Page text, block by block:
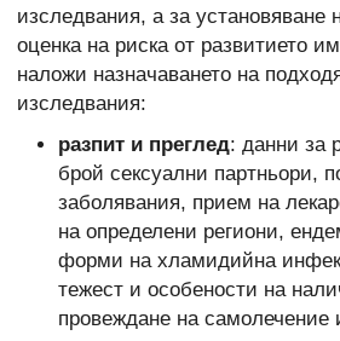
изследвания, а за установяване
оценка на риска от развитието
наложи назначаването на
изследвания:
разпит и преглед: данни за
брой сексуални партньори,
заболявания, прием на
на определени региони,
форми на хламидийна
тежест и особености на
провеждане на самолечение